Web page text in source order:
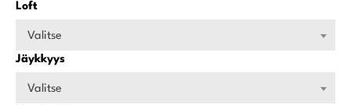
Loft
Valitse
Jäykkyys
Valitse